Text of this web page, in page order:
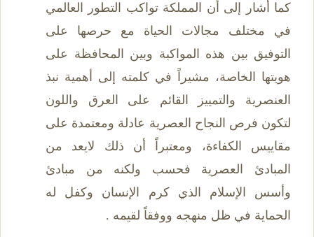
كما أشار إلى أن المملكة تواكب التطور العالمي
في مختلف مجالات الحياة مع حرصها على
التوفيق بين هذه المواكبة وبين المحافظة على
هويتها الخاصة، مشيراً في كلمته إلى أهمية نبذ
العنصرية والتمييز القائم على العرق واللون
لتكون فرص النجاح العصرية عادلة ومعتمدة على
مقاييس الكفاءة، ومعتبراً أن ذلك لايعد من
المبادئ العصرية فحسب ولكنه من مبادئ
وأسس الإسلام الذي كرم الإنسان وكفل له
الحماية في ظل منهجه ووفقاً لقيمه .